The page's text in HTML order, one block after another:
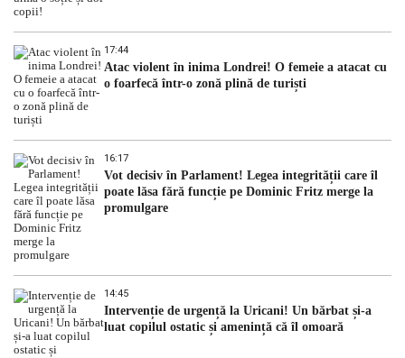
17:44
Atac violent în inima Londrei! O femeie a atacat cu
o foarfecă într-o zonă plină de turiști
16:17
Vot decisiv în Parlament! Legea integrității care îl
poate lăsa fără funcție pe Dominic Fritz merge la
promulgare
14:45
Intervenție de urgență la Uricani! Un bărbat și-a
luat copilul ostatic și amenință că îl omoară